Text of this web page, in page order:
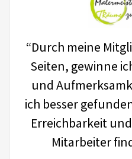
“Durch meine
Seiten, gewinne
und
ich besser
Erreichbarkeit
Mitarbeiter